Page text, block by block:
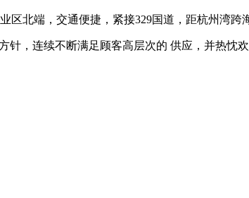
区北端，交通便捷，紧接329国道，距杭州湾跨
针，连续不断满足顾客高层次的 供应，并热忱